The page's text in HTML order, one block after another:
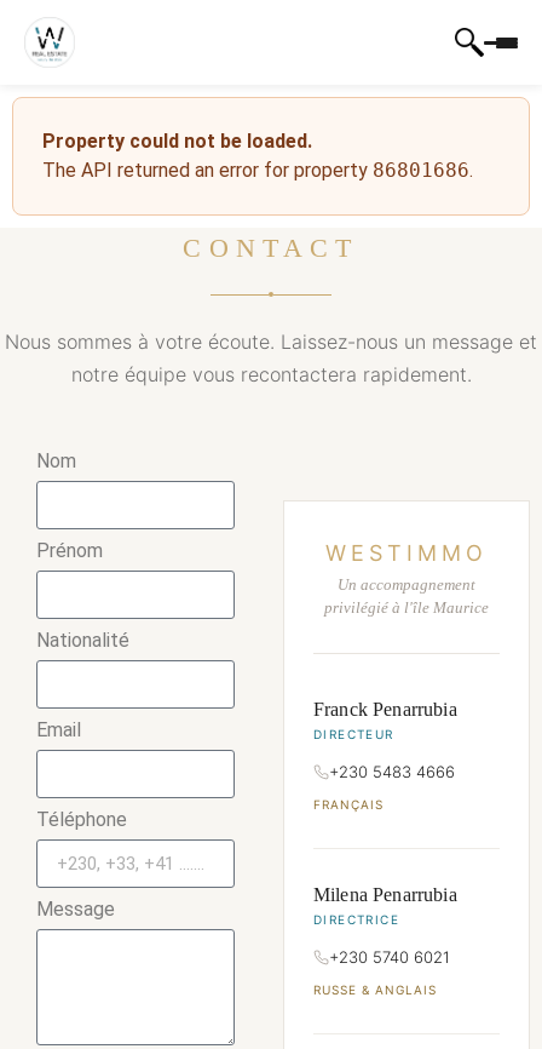
Property could not be loaded.
The API returned an error for property 86801686.
CONTACT
Nous sommes à votre écoute. Laissez-nous un message et
notre équipe vous recontactera rapidement.
Nom
Prénom
Nationalité
Email
Téléphone
Message
WESTIMMO
Un accompagnement
privilégié à l'île Maurice
Franck Penarrubia
DIRECTEUR
+230 5483 4666
FRANÇAIS
Milena Penarrubia
DIRECTRICE
+230 5740 6021
RUSSE & ANGLAIS